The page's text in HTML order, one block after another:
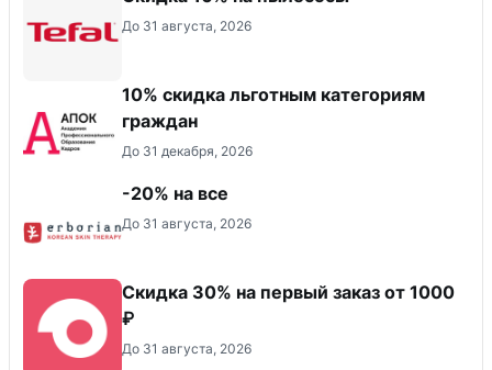
До 31 августа, 2026
10% скидка льготным категориям
граждан
До 31 декабря, 2026
-20% на все
До 31 августа, 2026
Скидка 30% на первый заказ от 1000
₽
До 31 августа, 2026